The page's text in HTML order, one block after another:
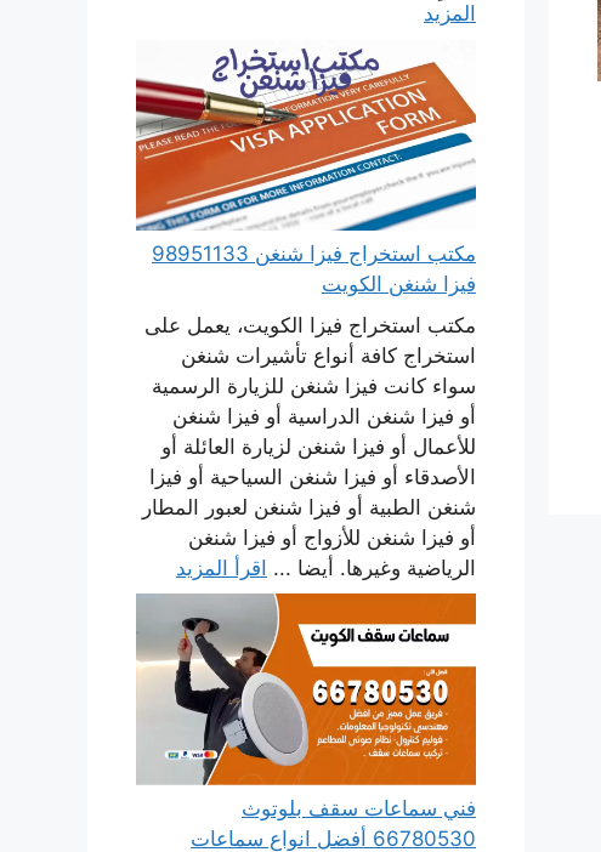
المزيد
مكتب استخراج فيزا شنغن 98951133
فيزا شنغن الكويت
مكتب استخراج فيزا الكويت، يعمل على
استخراج كافة أنواع تأشيرات شنغن
سواء كانت فيزا شنغن للزيارة الرسمية
أو فيزا شنغن الدراسية أو فيزا شنغن
للأعمال أو فيزا شنغن لزيارة العائلة أو
الأصدقاء أو فيزا شنغن السياحية أو فيزا
شنغن الطبية أو فيزا شنغن لعبور المطار
أو فيزا شنغن للأزواج أو فيزا شنغن
الرياضية وغيرها. أيضا ... اقرأ المزيد
فني سماعات سقف بلوتوث
66780530 أفضل انواع سماعات